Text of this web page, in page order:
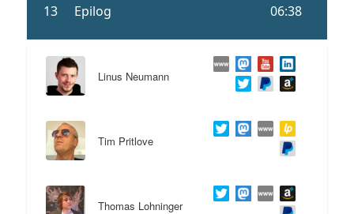
Linus Neumann
Tim Pritlove
Thomas Lohninger